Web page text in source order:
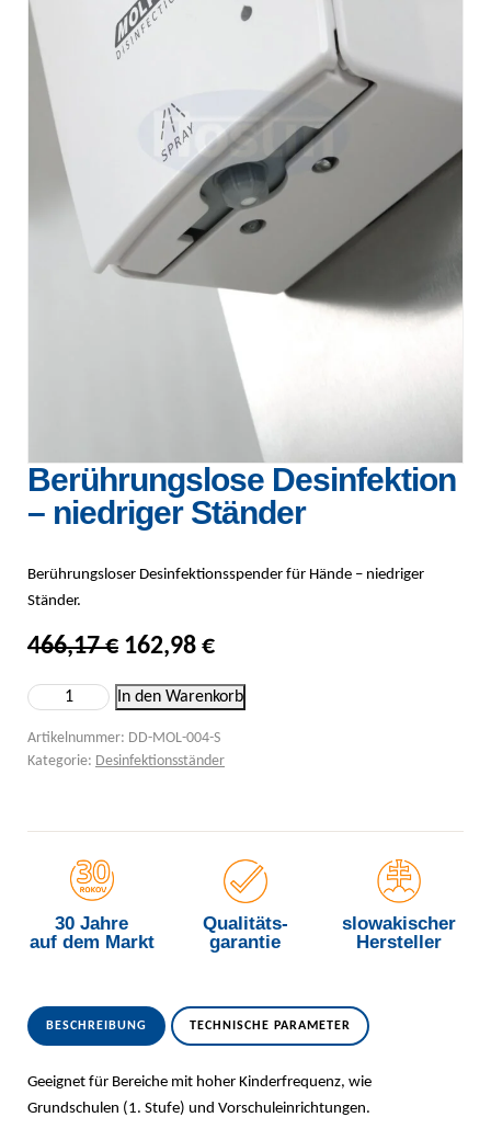
Berührungslose Desinfektion
– niedriger Ständer
Berührungsloser Desinfektionsspender für Hände – niedriger
Ständer.
466,17€ Ursprünglicher Preis war: 466,17
162,98 €Aktueller Preis ist:
Berührungslose Desinfektion – niedriger Ständer Menge
In den Warenkorb
Artikelnummer: DD-MOL-004-S
Kategorie: Desinfektionsständer
30 Jahre
auf dem Markt
Qualitäts-
garantie
slowakischer
Hersteller
BESCHREIBUNG TECHNISCHE PARAMETER
Geeignet für Bereiche mit hoher Kinderfrequenz, wie
Grundschulen (1. Stufe) und Vorschuleinrichtungen.